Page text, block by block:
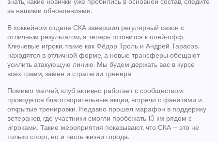
за нашими обновлениями.
В хоккейном отделе СКА завершил регулярный сезон с
отличным результатом, а теперь готовится к плей‑офф.
Ключевые игроки, такие как Фёдор Троль и Андрей Тарасов,
находятся в отличной форме, а новые трансферы обещают
усилить атакующую линию. Мы будем держать вас в курсе
всех травм, замен и стратегии тренера.
Помимо матчей, клуб активно работает с сообществом:
проводятся благотворительные акции, встречи с фанатами и
открытые тренировки. Недавно прошел марафон в поддержку
ветеранов, где участники смогли пробежать 10 км рядом с
игроками. Такие мероприятия показывают, что СКА – это не
только спорт, но и часть жизни города.